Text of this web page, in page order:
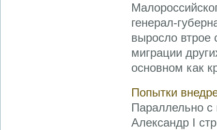
генерал-
выросло втрое
миграции
основном как
Попытки
Параллельно с
Александр I